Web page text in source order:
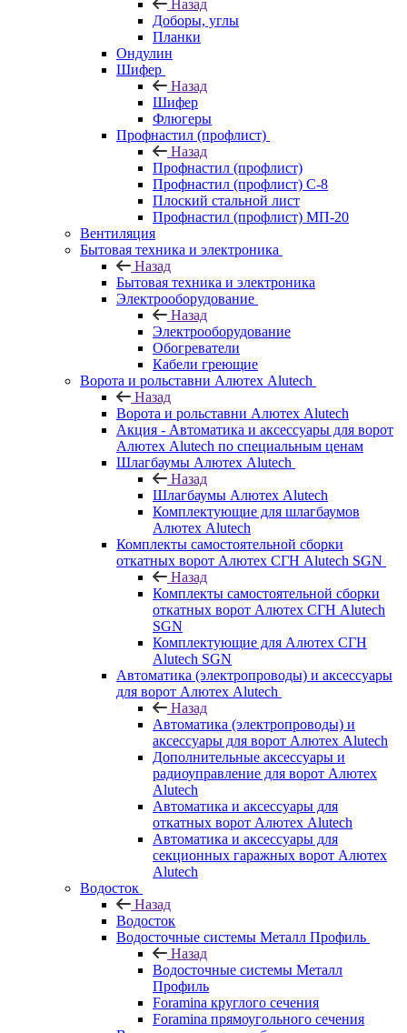
Назад
Доборы, углы
Планки
Ондулин
Шифер
Назад
Шифер
Флюгеры
Профнастил (профлист)
Назад
Профнастил (профлист)
Профнастил (профлист) С-8
Плоский стальной лист
Профнастил (профлист) МП-20
Вентиляция
Бытовая техника и электроника
Назад
Бытовая техника и электроника
Электрооборудование
Назад
Электрооборудование
Обогреватели
Кабели греющие
Ворота и рольставни Алютех Alutech
Назад
Ворота и рольставни Алютех Alutech
Акция - Автоматика и аксессуары для ворот
Алютех Alutech по специальным ценам
Шлагбаумы Алютех Alutech
Назад
Шлагбаумы Алютех Alutech
Комплектующие для шлагбаумов
Алютех Alutech
Комплекты самостоятельной сборки
откатных ворот Алютех СГН Alutech SGN
Назад
Комплекты самостоятельной сборки
откатных ворот Алютех СГН Alutech
SGN
Комплектующие для Алютех СГН
Alutech SGN
Автоматика (электропроводы) и аксессуары
для ворот Алютех Alutech
Назад
Автоматика (электропроводы) и
аксессуары для ворот Алютех Alutech
Дополнительные аксессуары и
радиоуправление для ворот Алютех
Alutech
Автоматика и аксессуары для
откатных ворот Алютех Alutech
Автоматика и аксессуары для
секционных гаражных ворот Алютех
Alutech
Водосток
Назад
Водосток
Водосточные системы Металл Профиль
Назад
Водосточные системы Металл
Профиль
Foramina круглого сечения
Foramina прямоугольного сечения